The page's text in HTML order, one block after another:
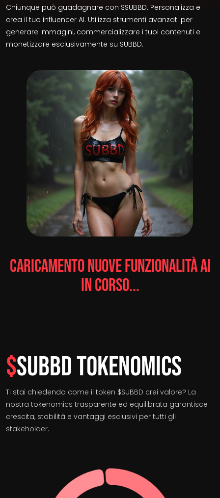
Chiunque può guadagnare con $SUBBD. Personalizza e
crea il tuo influencer AI. Utilizza strumenti avanzati per
generare immagini, commercializzare i tuoi contenuti e
monetizzare esclusivamente su SUBBD.
Caricamento Nuove Funzionalità AI
In Corso...
$SUBBD Tokenomics
Ti stai chiedendo come il token $SUBBD crei valore? La
nostra tokenomics trasparente ed equilibrata garantisce
crescita, stabilità e vantaggi esclusivi per tutti gli
stakeholder.